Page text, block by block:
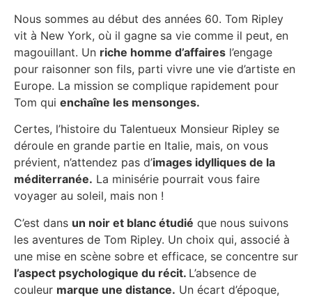
Nous sommes au début des années 60. Tom Ripley
vit à New York, où il gagne sa vie comme il peut, en
magouillant. Un riche homme d’affaires l’engage
pour raisonner son fils, parti vivre une vie d’artiste en
Europe. La mission se complique rapidement pour
Tom qui enchaîne les mensonges.
Certes, l’histoire du Talentueux Monsieur Ripley se
déroule en grande partie en Italie, mais, on vous
prévient, n’attendez pas d’images idylliques de la
méditerranée. La minisérie pourrait vous faire
voyager au soleil, mais non !
C’est dans un noir et blanc étudié que nous suivons
les aventures de Tom Ripley. Un choix qui, associé à
une mise en scène sobre et efficace, se concentre sur
l’aspect psychologique du récit. L’absence de
couleur marque une distance. Un écart d’époque,